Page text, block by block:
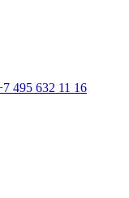
495 632 11 16